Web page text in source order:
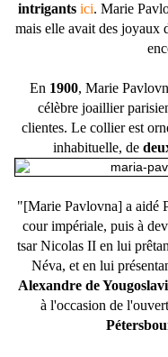
intrigants ici. Marie
mais elle avait des joyaux
En 1900, Marie
célèbre joaillier
clientes. Le collier est
inhabituelle, de
"[Marie Pavlovna] a aidé
cour impériale, puis à
tsar Nicolas II en lui
Néva, et en lui
Alexandre de
à l'occasion de